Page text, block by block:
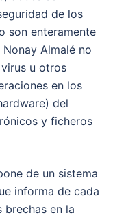
de los
son enteramente
Almalé no
u otros
en los
del
y ficheros
de un sistema
informa de cada
en la